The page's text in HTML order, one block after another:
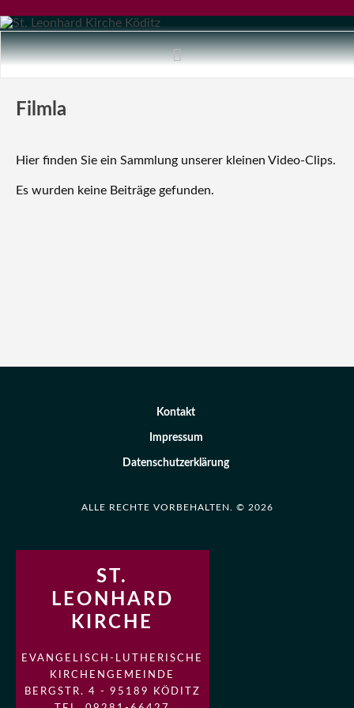
Filmla
Hier finden Sie ein Sammlung unserer kleinen Video-Clips.
Es wurden keine Beiträge gefunden.
Kontakt
Impressum
Datenschutzerklärung
ALLE RECHTE VORBEHALTEN. © 2026
ST.
LEONHARD
KIRCHE
EVANGELISCH-LUTHERISCHE
KIRCHENGEMEINDE
BERGSTR. 4 - 95189 KÖDITZ